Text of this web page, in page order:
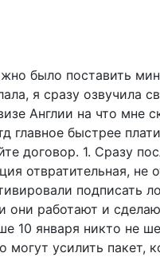
было поставить
я сразу озвучила
Англии на что мне
главное быстрее
договор. 1. Сразу
отвратительная, не
подписать
они работают и
10 января никто не
могут усилить пакет,